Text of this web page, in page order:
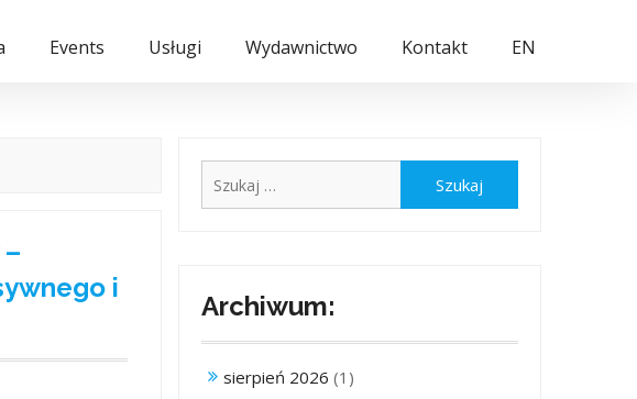
Events Usługi Wydawnictwo Kontakt EN
i
Archiwum:
sierpień 2026 (1)